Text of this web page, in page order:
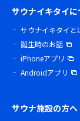
サウナイキタイに
サウナイキタイと
誕生時のお話
iPhoneアプリ
Androidアプリ
サウナ施設の方へ